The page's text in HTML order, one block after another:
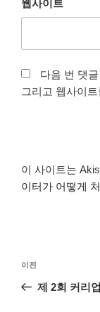
웹사이트
다음 번 댓
그리고 웹사이
이 사이트는
이터가 어떻게
색
이
전
이전
제 2회 커리